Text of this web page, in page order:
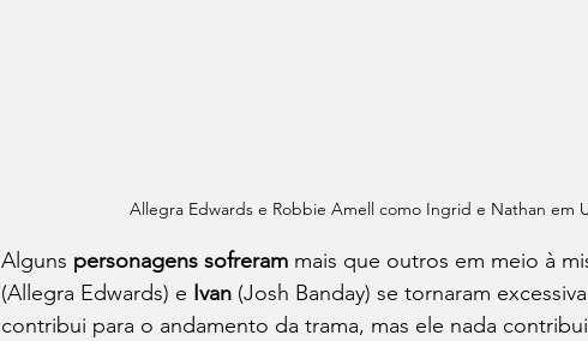
Allegra Edwards e Robbie Amell como Ingrid e Nathan em
Alguns personagens sofreram mais que outros em meio à
(Allegra Edwards) e Ivan (Josh Banday) se tornaram
contribui para o andamento da trama, mas ele nada